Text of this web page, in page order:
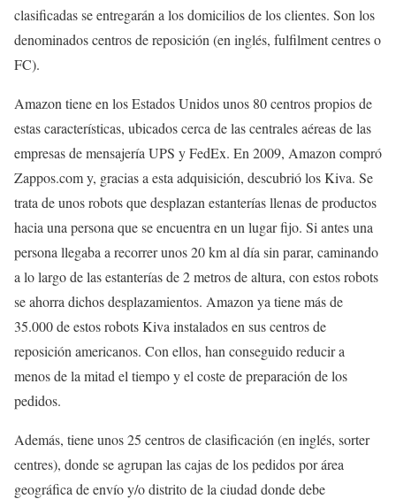
clasificadas se entregarán a los domicilios de los clientes. Son los
denominados centros de reposición (en inglés, fulfilment centres o
FC).
Amazon tiene en los Estados Unidos unos 80 centros propios de
estas características, ubicados cerca de las centrales aéreas de las
empresas de mensajería UPS y FedEx. En 2009, Amazon compró
Zappos.com y, gracias a esta adquisición, descubrió los Kiva. Se
trata de unos robots que desplazan estanterías llenas de productos
hacia una persona que se encuentra en un lugar fijo. Si antes una
persona llegaba a recorrer unos 20 km al día sin parar, caminando
a lo largo de las estanterías de 2 metros de altura, con estos robots
se ahorra dichos desplazamientos. Amazon ya tiene más de
35.000 de estos robots Kiva instalados en sus centros de
reposición americanos. Con ellos, han conseguido reducir a
menos de la mitad el tiempo y el coste de preparación de los
pedidos.
Además, tiene unos 25 centros de clasificación (en inglés, sorter
centres), donde se agrupan las cajas de los pedidos por área
geográfica de envío y/o distrito de la ciudad donde debe